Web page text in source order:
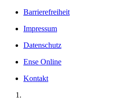
Barrierefreiheit
Impressum
Datenschutz
Ense Online
Kontakt